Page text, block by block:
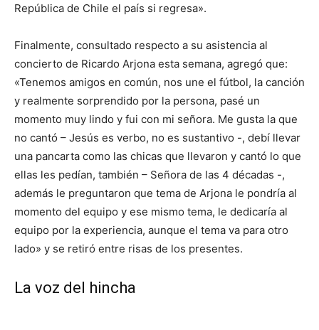
República de Chile el país si regresa».
Finalmente, consultado respecto a su asistencia al
concierto de Ricardo Arjona esta semana, agregó que:
«Tenemos amigos en común, nos une el fútbol, la canción
y realmente sorprendido por la persona, pasé un
momento muy lindo y fui con mi señora. Me gusta la que
no cantó – Jesús es verbo, no es sustantivo -, debí llevar
una pancarta como las chicas que llevaron y cantó lo que
ellas les pedían, también – Señora de las 4 décadas -,
además le preguntaron que tema de Arjona le pondría al
momento del equipo y ese mismo tema, le dedicaría al
equipo por la experiencia, aunque el tema va para otro
lado» y se retiró entre risas de los presentes.
La voz del hincha